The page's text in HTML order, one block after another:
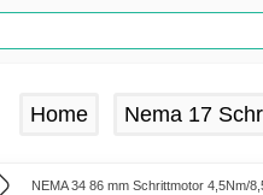
Home Nema 17
NEMA 34 86 mm Schrittmotor 4,5Nm/